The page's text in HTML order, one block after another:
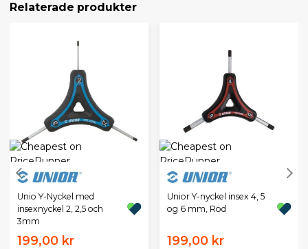
Relaterade produkter
Unio Y-Nyckel med
insexnyckel 2, 2,5 och
3mm
199,00 kr
Unior Y-nyckel insex 4, 5
og 6 mm, Röd
199,00 kr